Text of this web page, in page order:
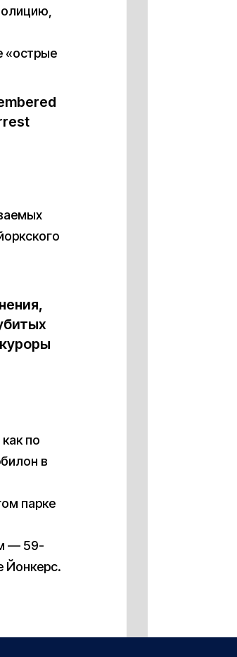
«острые
по
в
парке
— 59-
Йонкерс.